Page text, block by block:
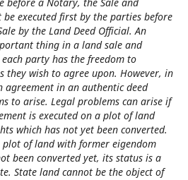
be executed first by the parties before
by the Land Deed Official. An
thing in a land sale and
party has the freedom to
they wish to agree upon. However, in
agreement in an authentic deed
to arise. Legal problems can arise if
is executed on a plot of land
which has not yet been converted.
plot of land with former eigendom
been converted yet, its status is a
State land cannot be the object of